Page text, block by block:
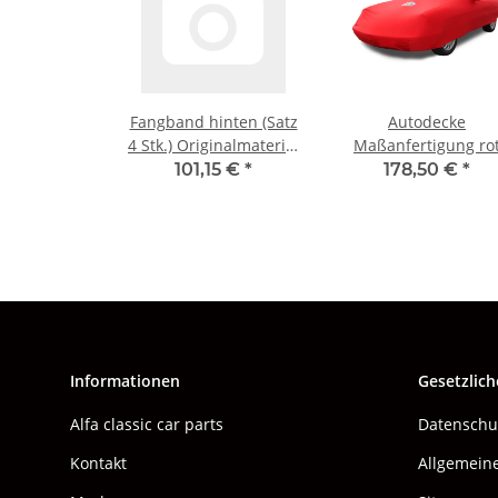
Fangband hinten (Satz
4 Stk.) Originalmaterial
31mm Alfa 105/115
101,15 € *
Autodecke
Maßanfertigung
inkl. Emblem und
178,50 € *
Informationen
Alfa classic car parts
Kontakt